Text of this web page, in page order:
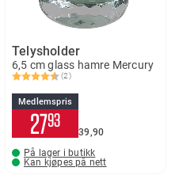
Telysholder
6,5 cm glass hamre Mercury
Karakter:
(2)
4.5 av 5 mulige
Medlemspris
2793
39 90
På lager i butikk
Kan kjøpes på nett